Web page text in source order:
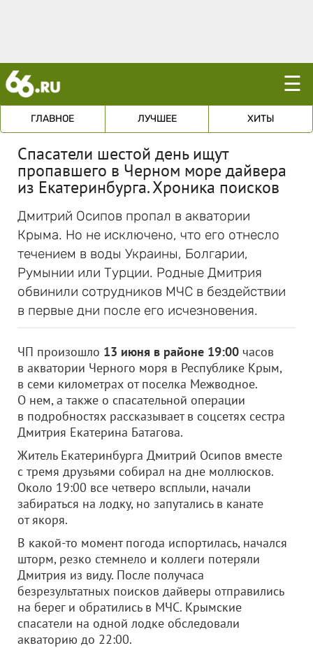
☰
ГЛАВНОЕ ЛУЧШЕЕ ХИТЫ
Спасатели шестой день ищут
пропавшего в Черном море дайвера
из Екатеринбурга. Хроника поисков
Дмитрий Осипов пропал в акватории
Крыма. Но не исключено, что его отнесло
течением в воды Украины, Болгарии,
Румынии или Турции. Родные Дмитрия
обвинили сотрудников МЧС в бездействии
в первые дни после его исчезновения.
ЧП произошло 13 июня в районе 19:00 часов
в акватории Черного моря в Республике Крым,
в семи километрах от поселка Межводное.
О нем, а также о спасательной операции
в подробностях рассказывает в соцсетях сестра
Дмитрия Екатерина Батагова.
Житель Екатеринбурга Дмитрий Осипов вместе
с тремя друзьями собирал на дне моллюсков.
Около 19:00 все четверо всплыли, начали
забираться на лодку, но запутались в канате
от якоря.
В какой-то момент погода испортилась, начался
шторм, резко стемнело и коллеги потеряли
Дмитрия из виду. После получаса
безрезультатных поисков дайверы отправились
на берег и обратились в МЧС. Крымские
спасатели на одной лодке обследовали
акваторию до 22:00.